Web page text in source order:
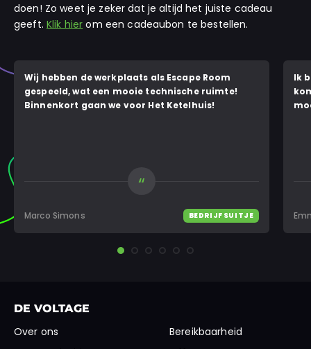
doen! Zo weet je zeker dat je altijd het juiste cadeau
geeft. Klik hier om een cadeaubon te bestellen.
Wij hebben de werkplaats als Escape Room
gespeeld, wat een mooie technische ruimte!
Binnenkort gaan we voor Het Ketelhuis!
Marco Simons BEDRIJFSUITJE
Ik
DE VOLTAGE
Over ons
Bereikbaarheid